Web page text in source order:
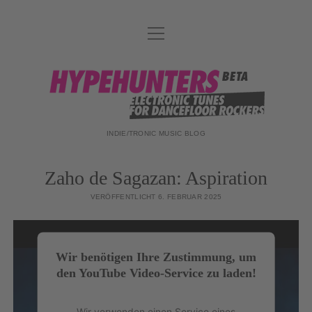
DATENSCHUTZ
DJ-TEAM
ABOUT
Menü
öffnen
hypehunters
INDIE/TRONIC MUSIC BLOG
Zaho de Sagazan: Aspiration
VERÖFFENTLICHT 6. FEBRUAR 2025
Wir benötigen Ihre Zustimmung, um
den YouTube Video-Service zu laden!